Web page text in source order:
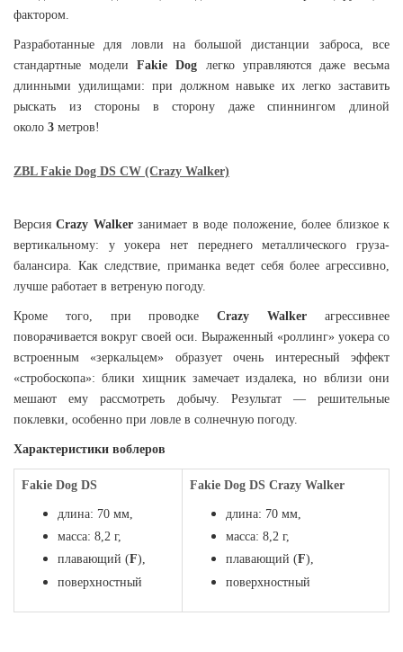
фактором.
Разработанные для ловли на большой дистанции заброса, все
стандартные модели
Fakie Dog
легко управляются даже весьма
длинными удилищами: при должном навыке их легко заставить
рыскать из стороны в сторону даже спиннингом длиной
около 3 метров!
ZBL Fakie Dog DS CW (Crazy Walker)
Версия Crazy Walker занимает в воде положение, более близкое к
вертикальному: у уокера нет переднего металлического груза-
балансира. Как следствие, приманка ведет себя более агрессивно,
лучше работает в ветреную погоду.
Кроме того, при проводке Crazy Walker
агрессивнее
поворачивается вокруг своей оси. Выраженный «роллинг» уокера со
встроенным «зеркальцем» образует очень интересный эффект
«стробоскопа»: блики хищник замечает издалека, но вблизи они
мешают ему рассмотреть добычу. Результат — решительные
поклевки, особенно при ловле в солнечную погоду.
Характеристики воблеров
Fakie Dog DS
длина: 70 мм,
масса: 8,2 г,
плавающий (F),
поверхностный
Fakie Dog DS Crazy Walker
длина: 70 мм,
масса: 8,2 г,
плавающий (F),
поверхностный